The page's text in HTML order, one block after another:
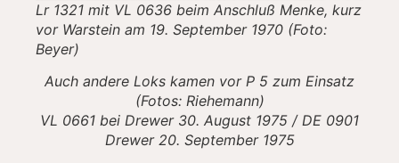
Lr 1321 mit VL 0636 beim Anschluß Menke, kurz
vor Warstein am 19. September 1970 (Foto:
Beyer)
Auch andere Loks kamen vor P 5 zum Einsatz
(Fotos: Riehemann)
VL 0661 bei Drewer 30. August 1975 / DE 0901
Drewer 20. September 1975